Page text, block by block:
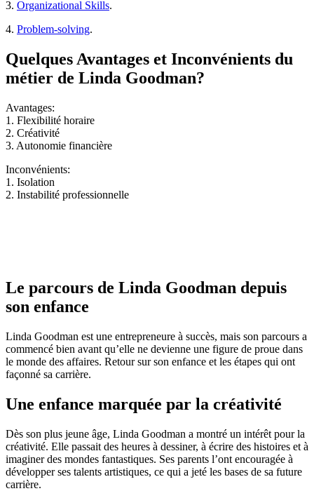
3. Organizational Skills.
4. Problem-solving.
Quelques Avantages et Inconvénients du
métier de Linda Goodman?
Avantages:
1. Flexibilité horaire
2. Créativité
3. Autonomie financière
Inconvénients:
1. Isolation
2. Instabilité professionnelle
Le parcours de Linda Goodman depuis
son enfance
Linda Goodman est une entrepreneure à succès, mais son parcours a
commencé bien avant qu’elle ne devienne une figure de proue dans
le monde des affaires. Retour sur son enfance et les étapes qui ont
façonné sa carrière.
Une enfance marquée par la créativité
Dès son plus jeune âge, Linda Goodman a montré un intérêt pour la
créativité. Elle passait des heures à dessiner, à écrire des histoires et à
imaginer des mondes fantastiques. Ses parents l’ont encouragée à
développer ses talents artistiques, ce qui a jeté les bases de sa future
carrière.